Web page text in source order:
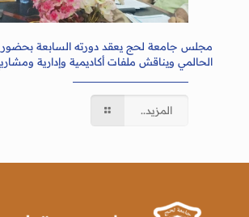
مجلس جامعة لحج يعقد دورته السابعة بحضور
الحالمي ويناقش ملفات أكاديمية وإدارية
المزيد..